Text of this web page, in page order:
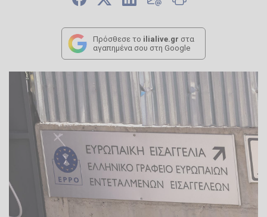
Πρόσθεσε το ilialive.gr στα
αγαπημένα σου στη Google